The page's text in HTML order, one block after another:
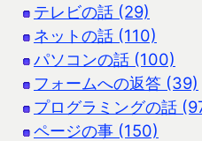
テレビの話 (29)
ネットの話 (110)
パソコンの話 (100)
フォームへの返答 (39)
プログラミングの話
ページの事 (150)